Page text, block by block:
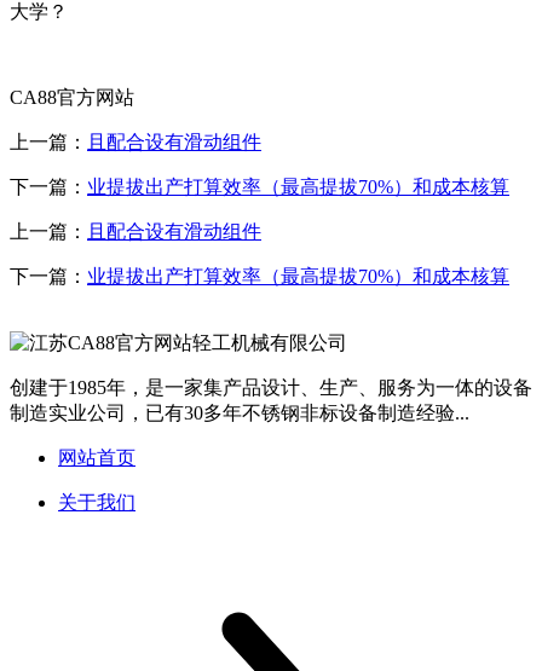
大学？
CA88官方网站
上一篇： 且配合设有滑动组件
下一篇： 业提拔出产打算效率（最高提拔70%）和成本核算
上一篇： 且配合设有滑动组件
下一篇： 业提拔出产打算效率（最高提拔70%）和成本核算
创建于1985年，是一家集产品设计、生产、服务为一体的设备
制造实业公司，已有30多年不锈钢非标设备制造经验...
网站首页
关于我们